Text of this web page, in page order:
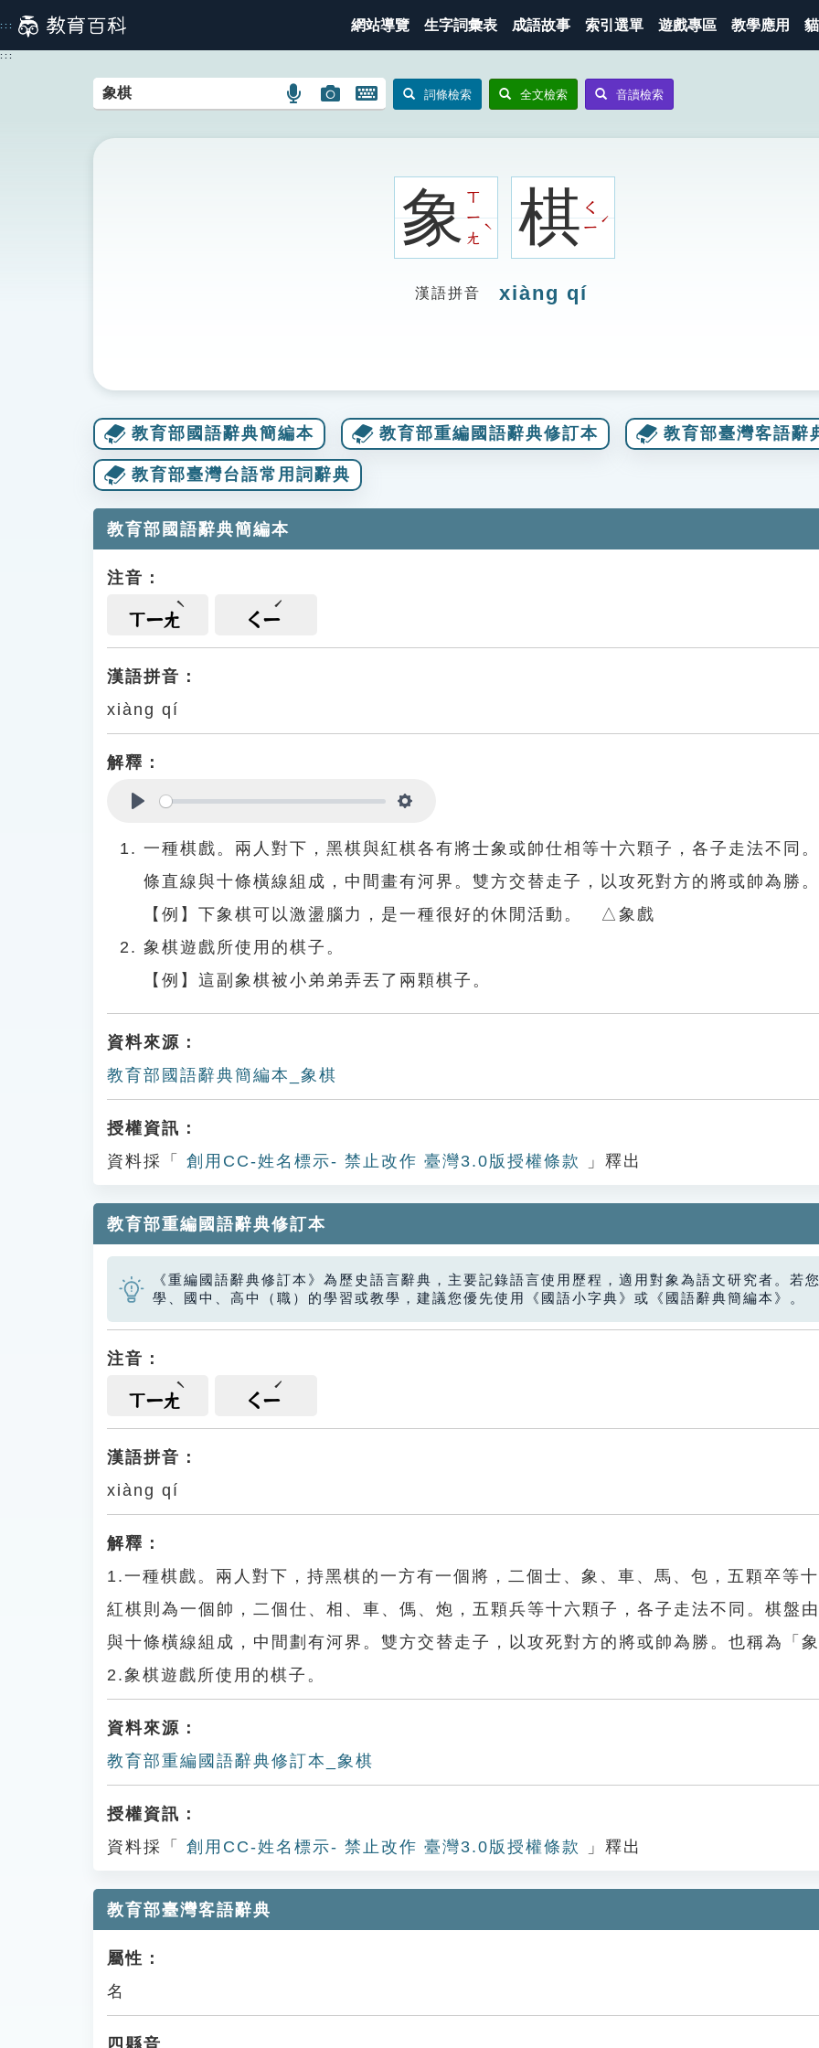
到
主
::: 網站導覽 生字詞彙表 成語故事 索引選單 遊戲專區 教學應用
:::
語
搜
圖
搜
開
鍵
詞條檢索 全文檢索 音讀檢索
象ㄒ
ㄧ
ㄤ
ˋ 棋ㄑ
ㄧ
ˊ
漢語拼音 xiàng qí
教育部國語辭典簡編本 教育部重編國語辭典修訂本 教育部臺灣客語辭
教育部臺灣台語常用詞辭典
教育部國語辭典簡編本
注音：
ㄒㄧㄤ ㄑㄧ
漢語拼音：
xiàng qí
解釋：
一種棋戲。兩人對下，黑棋與紅棋各有將士象或帥仕相等十六顆子，各子走法不同
條直線與十條橫線組成，中間畫有河界。雙方交替走子，以攻死對方的將或帥為勝。
【例】下象棋可以激盪腦力，是一種很好的休閒活動。 △象戲
象棋遊戲所使用的棋子。
【例】這副象棋被小弟弟弄丟了兩顆棋子。
資料來源：
教育部國語辭典簡編本_象棋
授權資訊：
資料採「
創用CC-姓名標示- 禁止改作 臺灣3.0版授權條款 」釋出
教育部重編國語辭典修訂本
《重編國語辭典修訂本》為歷史語言辭典，主要記錄語言使用歷程，適用對象為語文研究者。若
學、國中、高中（職）的學習或教學，建議您優先使用《國語小字典》或《國語辭典簡編本》。
注音：
ㄒㄧㄤ ㄑㄧ
漢語拼音：
xiàng qí
解釋：
1.一種棋戲。兩人對下，持黑棋的一方有一個將，二個士、象、車、馬、包，五顆卒等
紅棋則為一個帥，二個仕、相、車、傌、炮，五顆兵等十六顆子，各子走法不同。棋盤
與十條橫線組成，中間劃有河界。雙方交替走子，以攻死對方的將或帥為勝。也稱為「
2.象棋遊戲所使用的棋子。
資料來源：
教育部重編國語辭典修訂本_象棋
授權資訊：
資料採「
創用CC-姓名標示- 禁止改作 臺灣3.0版授權條款 」釋出
教育部臺灣客語辭典
屬性：
名
四縣音